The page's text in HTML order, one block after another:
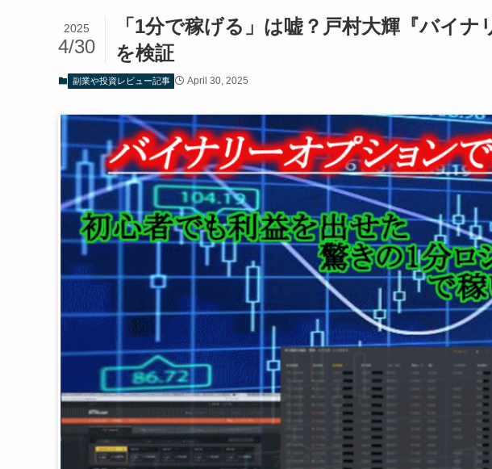
「1分で稼げる」は嘘？戸村大輝『バイナ
を検証
2025
4/30
副業や投資レビュー記事 April 30, 2025